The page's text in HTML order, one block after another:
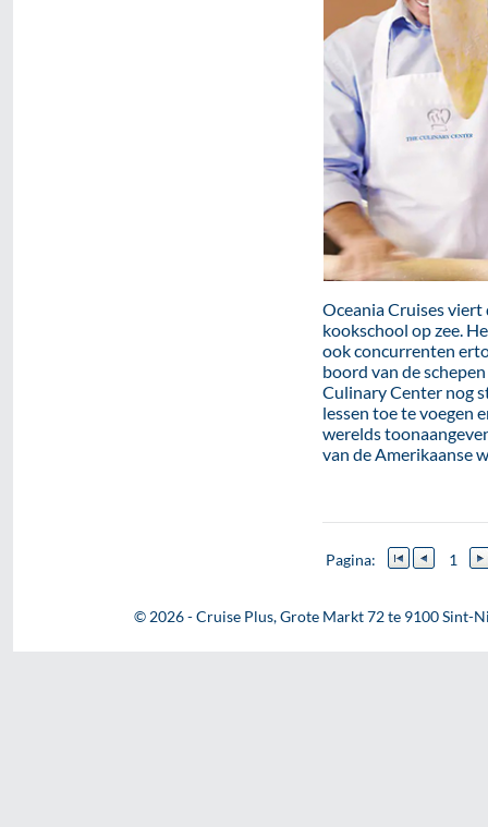
Oceania Cruises viert
kookschool op zee.
ook concurrenten
boord van de
Culinary Center nog
lessen toe te voegen
werelds
van de Amerikaanse
Pagina: 1
© 2026 - Cruise Plus, Grote Markt 72 te 9100 Sint-